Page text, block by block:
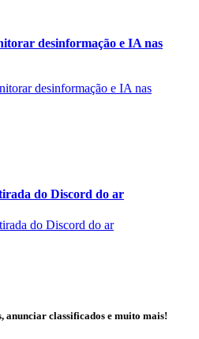
desinformação e IA nas
do Discord do ar
anunciar classificados e muito mais!